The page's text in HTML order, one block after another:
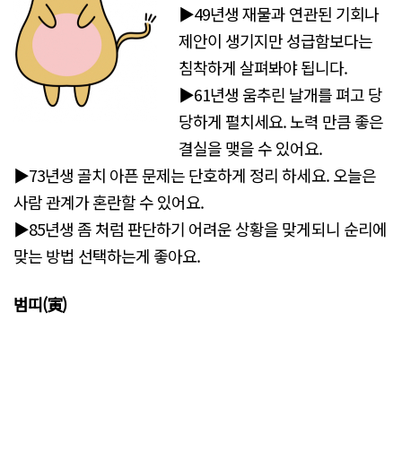
▶49년생 재물과 연관된 기회나
제안이 생기지만 성급함보다는
침착하게 살펴봐야 됩니다.
▶61년생 움추린 날개를 펴고 당
당하게 펼치세요. 노력 만큼 좋은
결실을 맺을 수 있어요.
▶73년생 골치 아픈 문제는 단호하게 정리 하세요. 오늘은
사람 관계가 혼란할 수 있어요.
▶85년생 좀 처럼 판단하기 어려운 상황을 맞게되니 순리에
맞는 방법 선택하는게 좋아요.
범띠(寅)